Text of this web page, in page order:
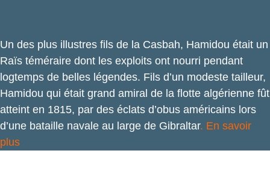
Un des plus illustres fils de la Casbah, Hamidou était un
Raïs téméraire dont les exploits ont nourri pendant
logtemps de belles légendes. Fils d’un modeste tailleur,
Hamidou qui était grand amiral de la flotte algérienne fût
atteint en 1815, par des éclats d’obus américains lors
d’une bataille navale au large de Gibraltar. En savoir
plus